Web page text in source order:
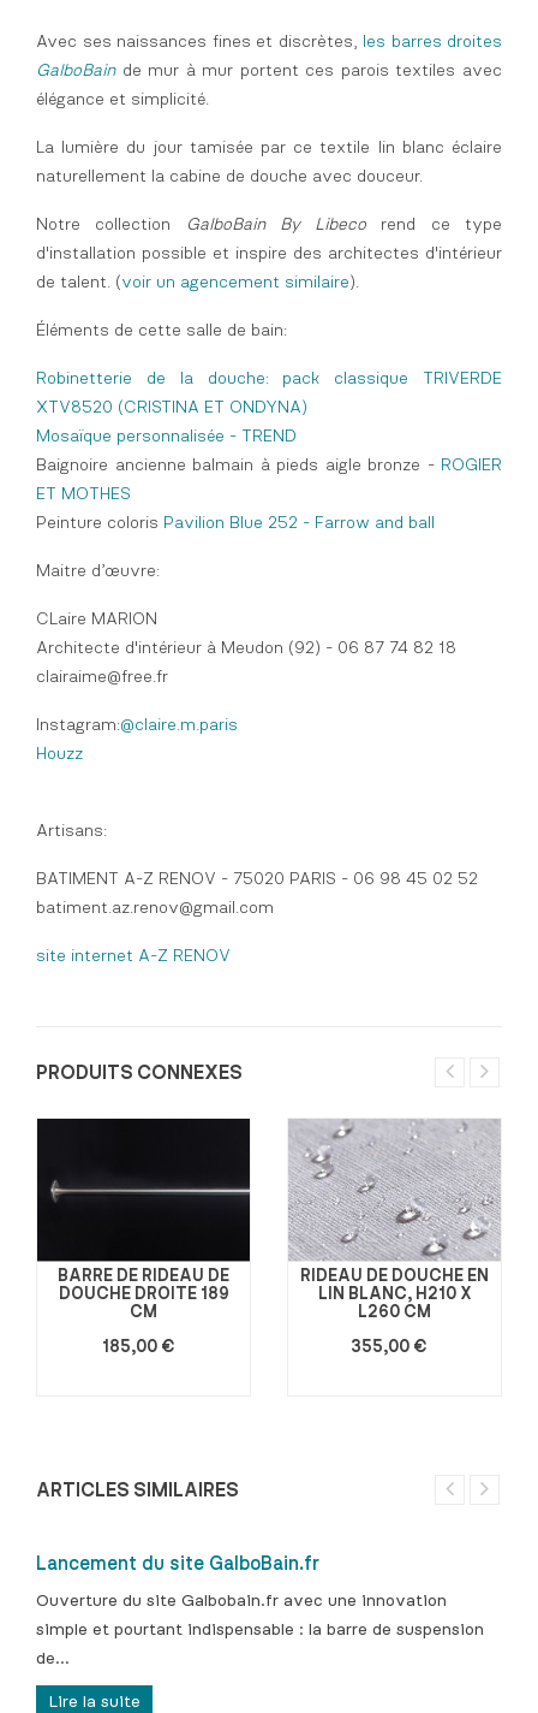
Avec ses naissances fines et discrètes,
les barres droites
GalboBainde mur à mur portent ces parois textiles avec
élégance et simplicité.
La lumière du jour tamisée par ce textile lin blanc éclaire
naturellement la cabine de douche avec douceur.
Notre collection GalboBain By Libeco rend ce type
d'installation possible et inspire des architectes d'intérieur
de talent. ( voir un agencement similaire ).
Éléments de cette salle de bain:
Robinetterie de la douche: pack classique TRIVERDE
XTV8520 (CRISTINA ET ONDYNA)
Mosaïque personnalisée - TREND
Baignoire ancienne balmain à pieds aigle bronze - ROGIER
ET MOTHES
Peinture coloris Pavilion Blue 252 - Farrow and ball
Maitre d’œuvre:
CLaire MARION
Architecte d'intérieur à Meudon (92) - 06 87 74 82 18
clairaime@free.fr
Instagram:@claire.m.paris
Houzz
Artisans:
BATIMENT A-Z RENOV - 75020 PARIS - 06 98 45 02 52
batiment.az.renov@gmail.com
site internet A-Z RENOV
PRODUITS CONNEXES
BARRE DE RIDEAU DE
DOUCHE DROITE 189
CM
185,00 €
RIDEAU DE DOUCHE EN
LIN BLANC, H210 X
L260 CM
355,00 €
ARTICLES SIMILAIRES
Lancement du site GalboBain.fr
Ouverture du site Galbobain.fr avec une innovation
simple et pourtant indispensable : la barre de suspension
de...
Lire la suite